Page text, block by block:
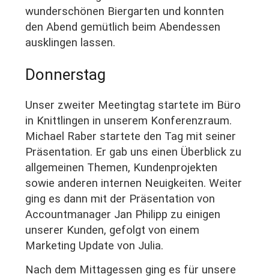
wunderschönen Biergarten und konnten
den Abend gemütlich beim Abendessen
ausklingen lassen.
Donnerstag
Unser zweiter Meetingtag startete im Büro
in Knittlingen in unserem Konferenzraum.
Michael Raber startete den Tag mit seiner
Präsentation. Er gab uns einen Überblick zu
allgemeinen Themen, Kundenprojekten
sowie anderen internen Neuigkeiten. Weiter
ging es dann mit der Präsentation von
Accountmanager Jan Philipp zu einigen
unserer Kunden, gefolgt von einem
Marketing Update von Julia.
Nach dem Mittagessen ging es für unsere